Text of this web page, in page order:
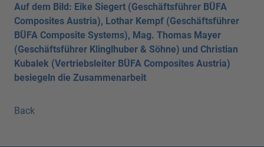
Auf dem Bild: Eike Siegert (Geschäftsführer BÜFA
Composites Austria), Lothar Kempf (Geschäftsführer
BÜFA Composite Systems), Mag. Thomas Mayer
(Geschäftsführer Klinglhuber & Söhne) und Christian
Kubalek (Vertriebsleiter BÜFA Composites Austria)
besiegeln die Zusammenarbeit
Back